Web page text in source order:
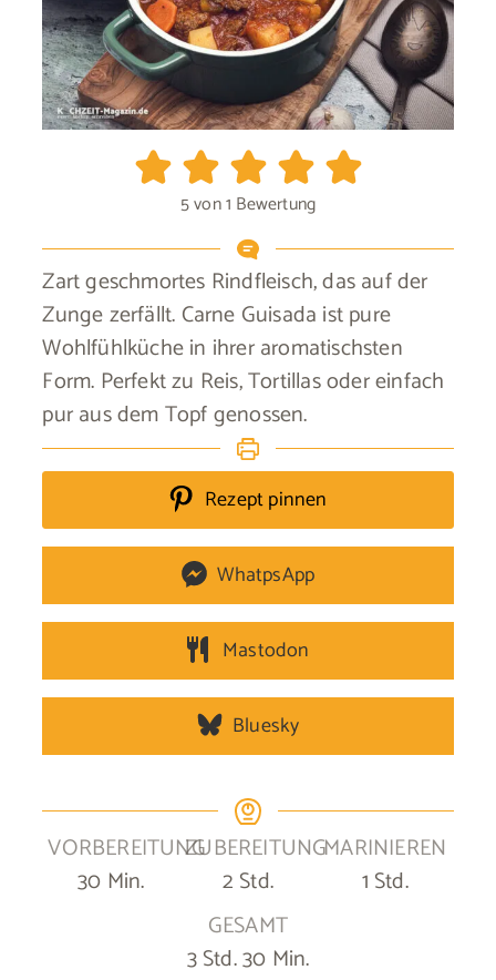
5von 1 Bewertung
Zart geschmortes Rindfleisch, das auf der
Zunge zerfällt. Carne Guisada ist pure
Wohlfühlküche in ihrer aromatischsten
Form. Perfekt zu Reis, Tortillas oder einfach
pur aus dem Topf genossen.
Rezept pinnen
WhatpsApp
Mastodon
Bluesky
VORBEREITUNG
30Minuten
Min.
ZUBEREITUNG
2 Stunden
Std.
MARINIEREN
1Stunde
Std.
GESAMT
3Stunden
Std.30Minuten
Min.